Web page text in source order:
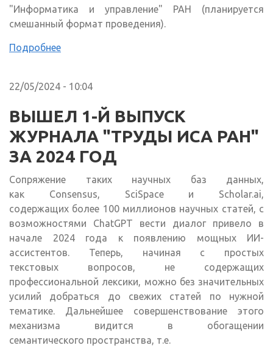
"Информатика и управление" РАН (планируется
смешанный формат проведения).
Подробнее
22/05/2024 - 10:04
ВЫШЕЛ 1-Й ВЫПУСК
ЖУРНАЛА "ТРУДЫ ИСА РАН"
ЗА 2024 ГОД
Сопряжение таких научных баз данных,
как Consensus, SciSpace и Scholar.ai,
содержащих более 100 миллионов научных статей, с
возможностями ChatGPT вести диалог привело в
начале 2024 года к появлению мощных ИИ-
ассистентов. Теперь, начиная с простых
текстовых вопросов, не содержащих
профессиональной лексики, можно без значительных
усилий добраться до свежих статей по нужной
тематике. Дальнейшее совершенствование этого
механизма видится в обогащении
семантического пространства, т.е.